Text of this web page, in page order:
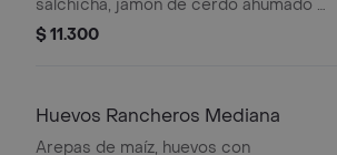
salchicha, jamón de cerdo ahumado y
queso mozzarella.
$ 11.300
Huevos Rancheros Mediana
Arepas de maíz, huevos con